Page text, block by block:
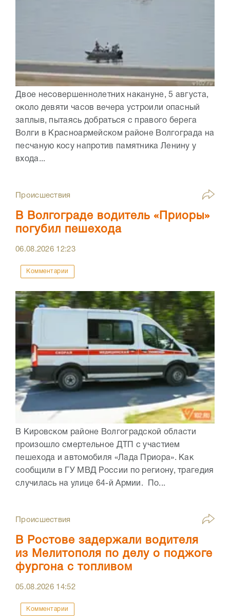
Двое несовершеннолетних накануне, 5 августа,
около девяти часов вечера устроили опасный
заплыв, пытаясь добраться с правого берега
Волги в Красноармейском районе Волгограда на
песчаную косу напротив памятника Ленину у
входа...
Происшествия
В Волгограде водитель «Приоры»
погубил пешехода
06.08.2026 12:23
Комментарии
В Кировском районе Волгоградской области
произошло смертельное ДТП с участием
пешехода и автомобиля «Лада Приора». Как
сообщили в ГУ МВД России по региону, трагедия
случилась на улице 64-й Армии. По...
Происшествия
В Ростове задержали водителя
из Мелитополя по делу о поджоге
фургона с топливом
05.08.2026 14:52
Комментарии